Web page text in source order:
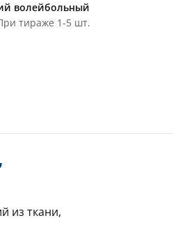
волейбольный
тираже 1-5 шт.
из ткани,